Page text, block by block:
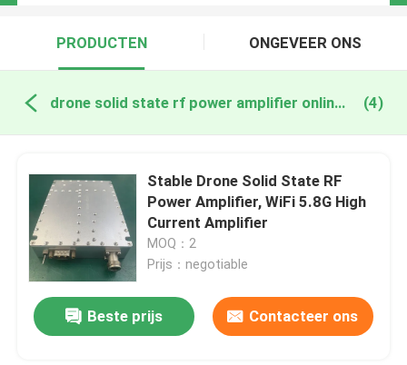
PRODUCTEN ONGEVEER ONS
drone solid state rf power amplifier online fabricage (4)
Stable Drone Solid State RF
Power Amplifier, WiFi 5.8G High
Current Amplifier
MOQ：2
Prijs：negotiable
Beste prijs Contacteer ons